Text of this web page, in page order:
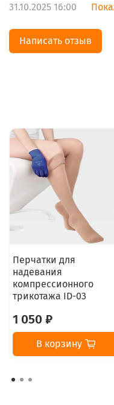
31.10.2025 16:00
Написать отзыв
Перчатки для
надевания
компрессионного
трикотажа ID-03
1 050 ₽
В корзину